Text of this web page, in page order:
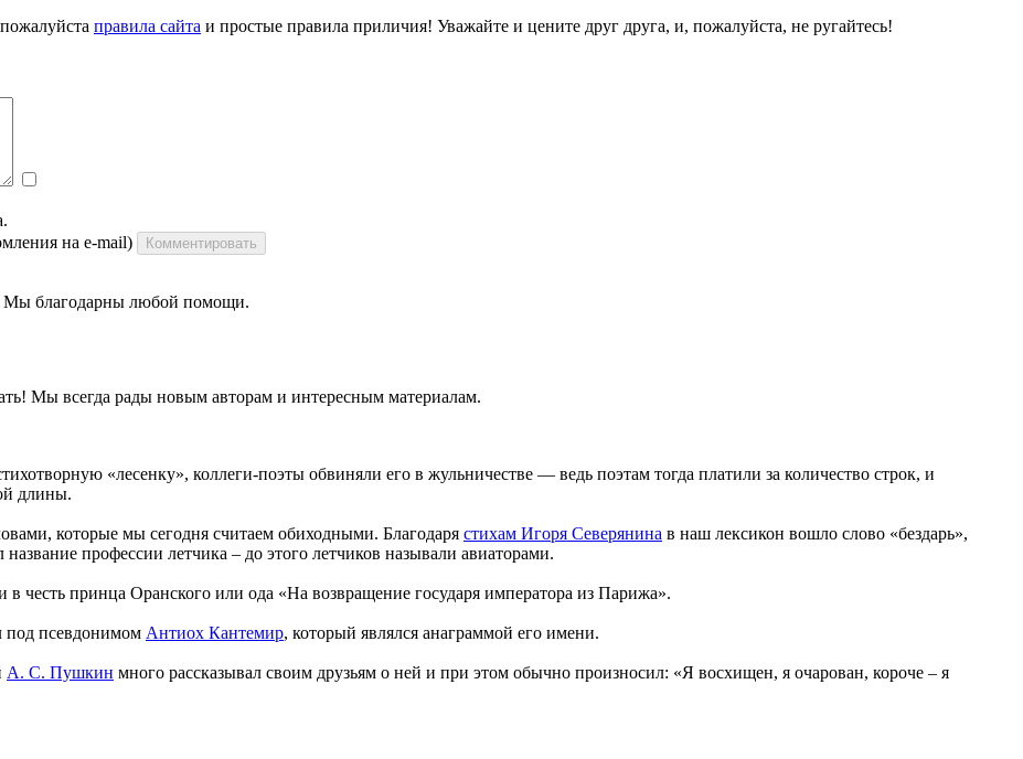
правила сайта и простые правила приличия! Уважайте и цените друг друга, и, пожалуйста, не ругайтесь!
на e-mail)
Комментировать
Мы благодарны любой помощи.
Мы всегда рады новым авторам и интересным материалам.
«лесенку», коллеги-поэты обвиняли его в жульничестве — ведь поэтам тогда платили за количество строк, и
длины.
которые мы сегодня считаем обиходными. Благодаря стихам Игоря Северянина в наш лексикон вошло слово «бездарь»,
профессии летчика – до этого летчиков называли авиаторами.
в честь принца Оранского или ода «На возвращение государя императора из Парижа».
под псевдонимом Антиох Кантемир, который являлся анаграммой его имени.
А. С. Пушкин много рассказывал своим друзьям о ней и при этом обычно произносил: «Я восхищен, я очарован, короче – я